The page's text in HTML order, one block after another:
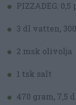
PIZZADEG:
3 dl vatten,
2 msk olivolja
1 tsk salt
470 gram, 7,5